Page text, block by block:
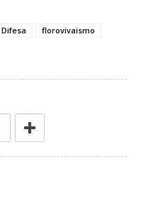
Difesa
florovivaismo